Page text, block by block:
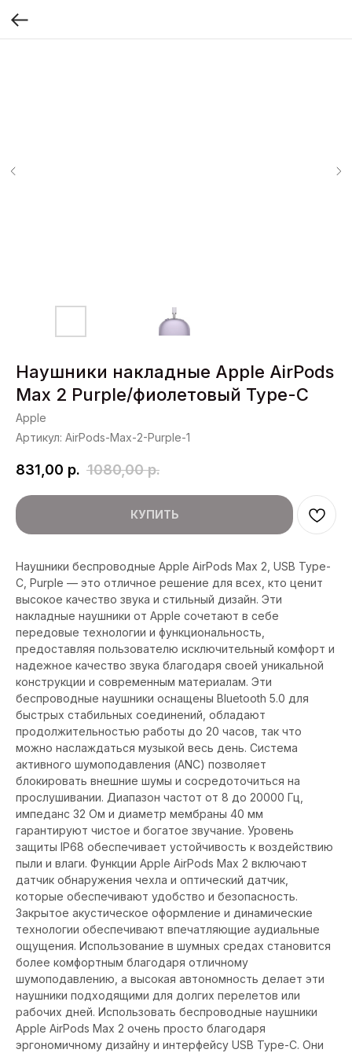
Наушники накладные Apple AirPods
Max 2 Purple/фиолетовый Type-C
Apple
Артикул: AirPods-Max-2-Purple-1
831,00 р. 1080,00 р.
КУПИТЬ
Наушники беспроводные Apple AirPods Max 2, USB Type-
C, Purple — это отличное решение для всех, кто ценит
высокое качество звука и стильный дизайн. Эти
накладные наушники от Apple сочетают в себе
передовые технологии и функциональность,
предоставляя пользователю исключительный комфорт и
надежное качество звука благодаря своей уникальной
конструкции и современным материалам. Эти
беспроводные наушники оснащены Bluetooth 5.0 для
быстрых стабильных соединений, обладают
продолжительностью работы до 20 часов, так что
можно наслаждаться музыкой весь день. Система
активного шумоподавления (ANC) позволяет
блокировать внешние шумы и сосредоточиться на
прослушивании. Диапазон частот от 8 до 20000 Гц,
импеданс 32 Ом и диаметр мембраны 40 мм
гарантируют чистое и богатое звучание. Уровень
защиты IP68 обеспечивает устойчивость к воздействию
пыли и влаги. Функции Apple AirPods Max 2 включают
датчик обнаружения чехла и оптический датчик,
которые обеспечивают удобство и безопасность.
Закрытое акустическое оформление и динамические
технологии обеспечивают впечатляющие аудиальные
ощущения. Использование в шумных средах становится
более комфортным благодаря отличному
шумоподавлению, а высокая автономность делает эти
наушники подходящими для долгих перелетов или
рабочих дней. Использовать беспроводные наушники
Apple AirPods Max 2 очень просто благодаря
эргономичному дизайну и интерфейсу USB Type-C. Они